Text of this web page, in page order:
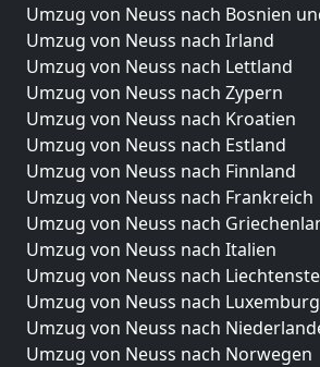
Umzug von Neuss nach Bosnien
Umzug von Neuss nach Irland
Umzug von Neuss nach Lettland
Umzug von Neuss nach Zypern
Umzug von Neuss nach Kroatien
Umzug von Neuss nach Estland
Umzug von Neuss nach Finnland
Umzug von Neuss nach Frankreich
Umzug von Neuss nach
Umzug von Neuss nach Italien
Umzug von Neuss nach
Umzug von Neuss nach Luxemburg
Umzug von Neuss nach
Umzug von Neuss nach Norwegen